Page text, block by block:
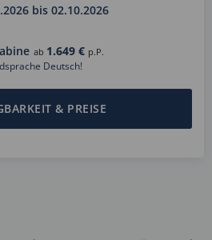
bis 02.10.2026
ab 1.649 € p.P.
Deutsch!
& PREISE